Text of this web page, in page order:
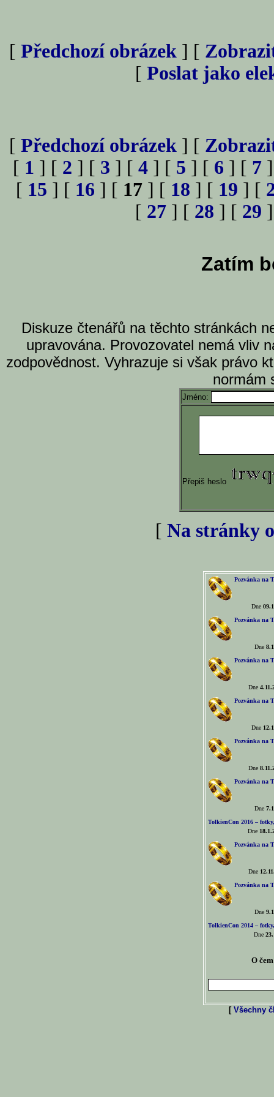
[ Předchozí obrázek ] [
[ Poslat jako
[ Předchozí obrázek ] [
[ 1 ] [ 2 ] [ 3 ] [ 4 ] [ 5 ] [ 6 ] [ 7
[ 15 ] [ 16 ] [ 17 ] [ 18 ] [ 19 ] [
[ 27 ] [ 28 ] [ 29
Zatím
Diskuze čtenářů na těchto stránkách
upravována. Provozovatel nemá vliv
zodpovědnost. Vyhrazuje si však právo
normám
Jméno:
Přepiš heslo
[ Na stránky
Pozvánka na
Dne
Pozvánka na
Dne
Pozvánka na
Dne
Pozvánka na
Dne
Pozvánka na
Dne
Pozvánka na
Dne
TolkienCon 2016 –
Dne
Pozvánka na
Dne
Pozvánka na
Dne
TolkienCon 2014 –
Dne
O
[ Všechny